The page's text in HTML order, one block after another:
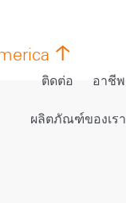
ติดต่อ อาชีพ
ผลิตภัณฑ์ของเรา